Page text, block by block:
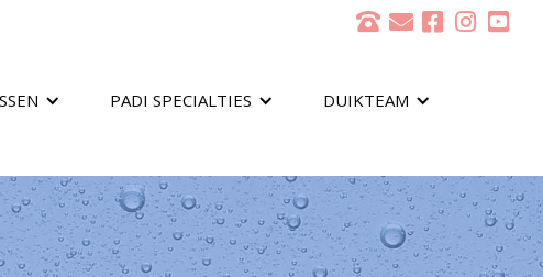
PADI SPECIALTIES DUIKTEAM